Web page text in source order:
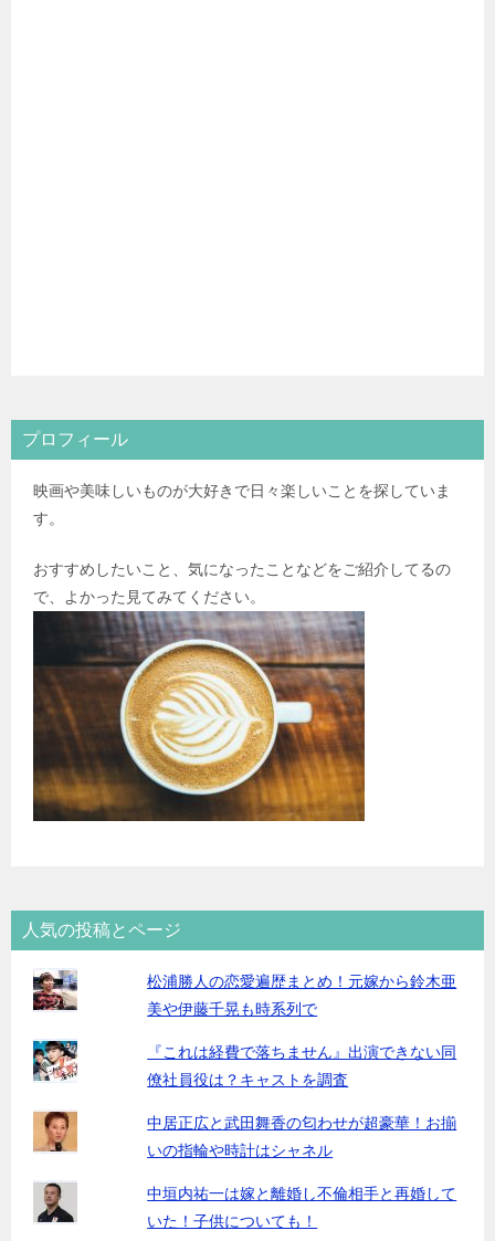
プロフィール
映画や美味しいものが大好きで日々楽しいことを探していま
す。
おすすめしたいこと、気になったことなどをご紹介してるの
で、よかった見てみてください。
人気の投稿とページ
松浦勝人の恋愛遍歴まとめ！元嫁から鈴木亜
美や伊藤千晃も時系列で
『これは経費で落ちません』出演できない同
僚社員役は？キャストを調査
中居正広と武田舞香の匂わせが超豪華！お揃
いの指輪や時計はシャネル
中垣内祐一は嫁と離婚し不倫相手と再婚して
いた！子供についても！